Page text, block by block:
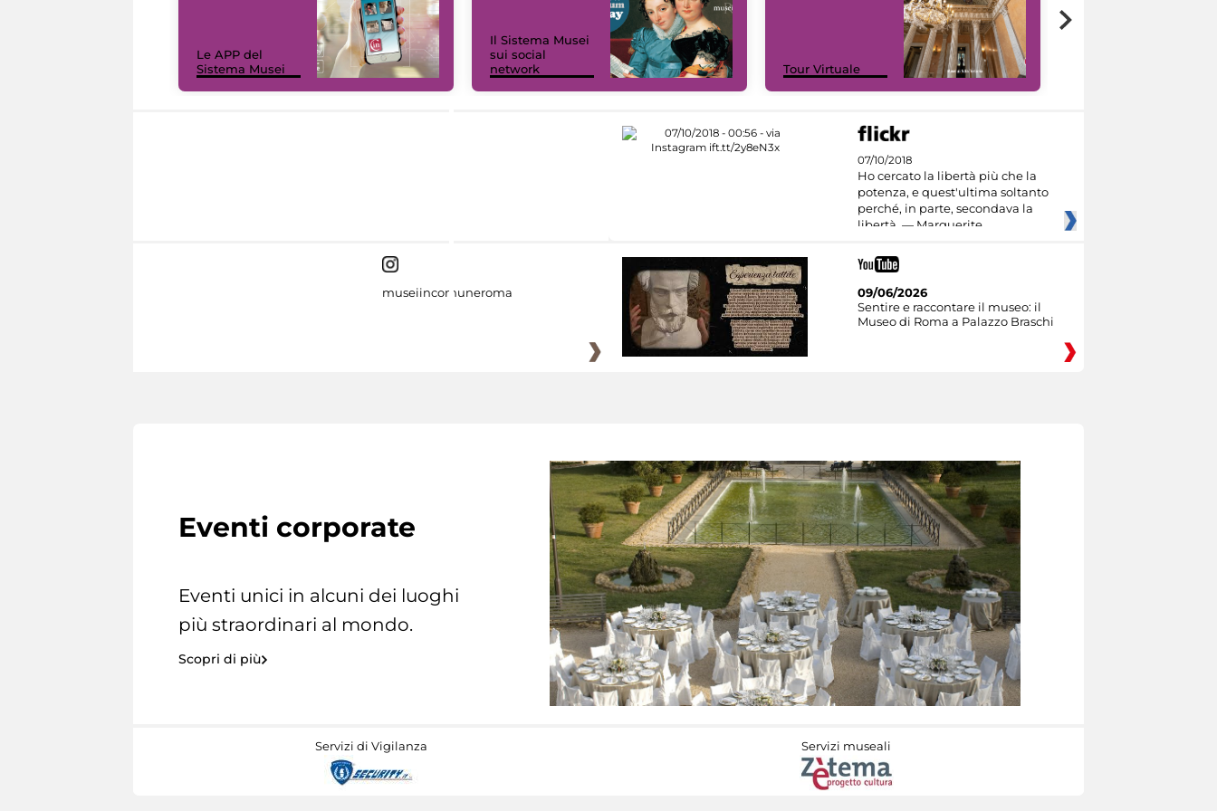
Le APP del
Sistema Musei
Il Sistema Musei
sui social
network
Tour Virtuale
07/10/2018
Ho cercato la libertà più che la
potenza, e quest'ultima soltanto
perché, in parte, secondava la
libertà. — Marguerite
museiincomuneroma
09/06/2026
Sentire e raccontare il museo: il
Museo di Roma a Palazzo Braschi
Eventi corporate
Eventi unici in alcuni dei luoghi
più straordinari al mondo.
Scopri di più
Servizi di Vigilanza Servizi museali